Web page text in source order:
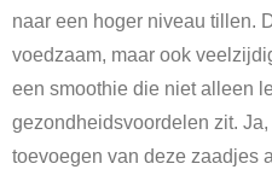
naar een hoger niveau tillen.
voedzaam, maar ook
een smoothie die niet alleen
gezondheidsvoordelen zit.
toevoegen van deze zaadjes